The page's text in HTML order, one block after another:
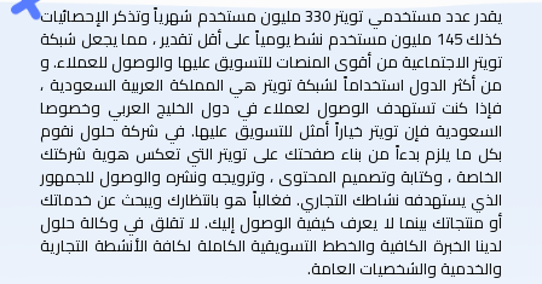
يقدر عدد مستخدمي تويتر 330 مليون مستخدم شهرياً وتذكر الإحصائيات
كذلك 145 مليون مستخدم نشط يومياً على أقل تقدير ، مما يجعل شبكة
تويتر الاجتماعية من أقوى المنصات للتسويق عليها والوصول للعملاء. و
من أكثر الدول استخداماً لشبكة تويتر هي المملكة العربية السعودية ،
فإذا كنت تستهدف الوصول لعملاء في دول الخليج العربي وخصوصا
السعودية فإن تويتر خياراً أمثل للتسويق عليها. في شركة حلول نقوم
بكل ما يلزم بدءاً من بناء صفحتك على تويتر التي تعكس هوية شركتك
الخاصة ، وكتابة وتصميم المحتوى ، وترويجه ونشره والوصول للجمهور
الذي يستهدفه نشاطك التجاري. فغالباً هو بانتظارك ويبحث عن خدماتك
أو منتجاتك بينما لا يعرف كيفية الوصول إليك. لا تقلق في وكالة حلول
لدينا الخبرة الكافية والخطط التسويقية الكاملة لكافة الأنشطة التجارية
والخدمية والشخصيات العامة.